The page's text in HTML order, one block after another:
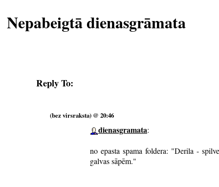
Nepabeigtā dienasgrāmata
Reply To:
(bez virsraksta) @ 20:46
dienasgramata:
no epasta spama foldera: "Derila -
galvas sāpēm."